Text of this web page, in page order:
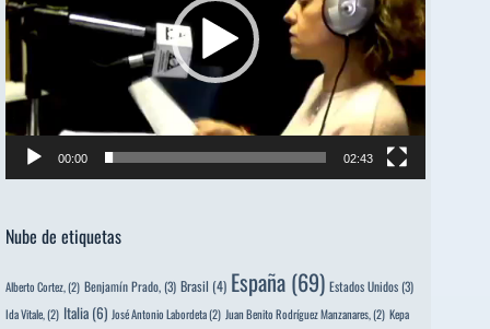
00:00 02:43
Nube de etiquetas
Alberto Cortez, (2) Benjamín Prado,(3) Brasil (4) España (69) Estados Unidos(3)
Ida Vitale, (2) Italia (6) José Antonio Labordeta(2) Juan Benito Rodríguez Manzanares, (2) Kepa